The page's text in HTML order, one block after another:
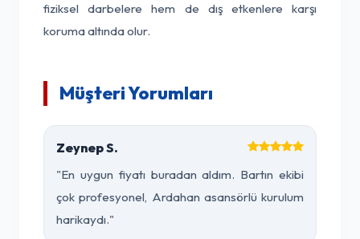
fiziksel darbelere hem de dış etkenlere karşı
koruma altında olur.
Müşteri Yorumları
Zeynep S.
"En uygun fiyatı buradan aldım. Bartın ekibi
çok profesyonel, Ardahan asansörlü kurulum
harikaydı."